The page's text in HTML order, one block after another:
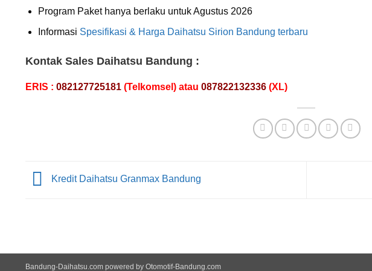
Program Paket hanya berlaku untuk Agustus 2026
Informasi Spesifikasi & Harga Daihatsu Sirion Bandung terbaru
Kontak Sales Daihatsu Bandung :
ERIS : 082127725181 (Telkomsel) atau 087822132336 (XL)
Kredit Daihatsu Granmax Bandung
Bandung-Daihatsu.com powered by Otomotif-Bandung.com